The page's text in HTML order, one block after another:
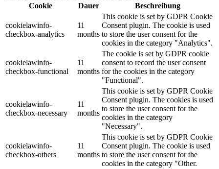
Cookie
Dauer Beschreibung
cookielawinfo-
checkbox-analytics
11
months
This cookie is set by GDPR Cookie
Consent plugin. The cookie is used
to store the user consent for the
cookies in the category "Analytics".
cookielawinfo-
checkbox-functional
11
months
The cookie is set by GDPR cookie
consent to record the user consent
for the cookies in the category
"Functional".
cookielawinfo-
checkbox-necessary
11
months
This cookie is set by GDPR Cookie
Consent plugin. The cookies is used
to store the user consent for the
cookies in the category
"Necessary".
cookielawinfo-
checkbox-others
11
months
This cookie is set by GDPR Cookie
Consent plugin. The cookie is used
to store the user consent for the
cookies in the category "Other.